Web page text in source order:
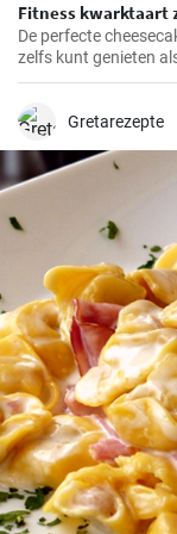
Fitness kwarktaart
De perfecte
zelfs kunt genieten
Gretarezepte